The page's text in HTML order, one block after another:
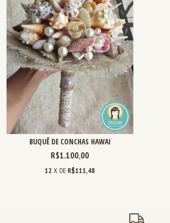
BUQUÊ DE CONCHAS HAWAI
R$1.100,00
12 X DE R$111,48